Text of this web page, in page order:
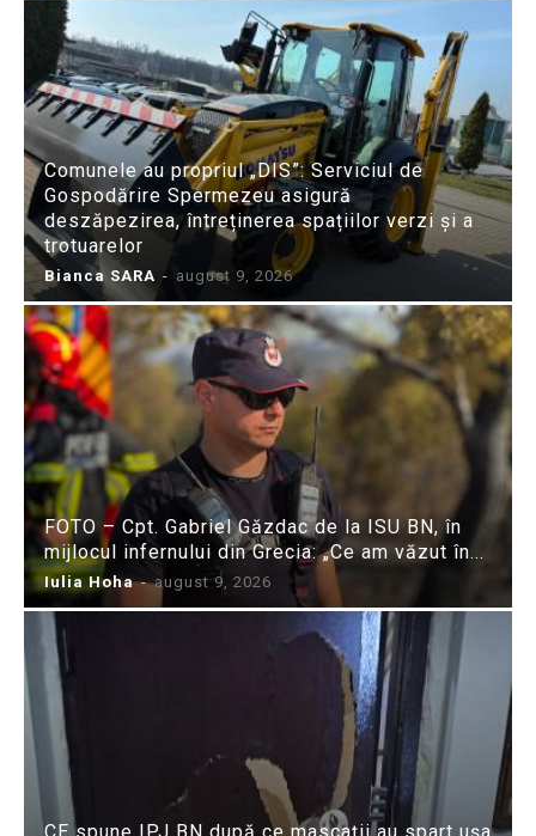
Comunele au propriul „DIS”: Serviciul de
Gospodărire Spermezeu asigură
deszăpezirea, întreținerea spațiilor verzi și a
trotuarelor
Bianca SARA - august 9, 2026
FOTO – Cpt. Gabriel Găzdac de la ISU BN, în
mijlocul infernului din Grecia: „Ce am văzut în...
Iulia Hoha - august 9, 2026
CE spune IPJ BN după ce mascații au spart ușa